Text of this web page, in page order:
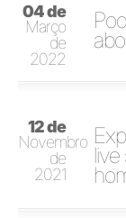
04 de
Março
de
2022
12 de
Novembro
de
2021